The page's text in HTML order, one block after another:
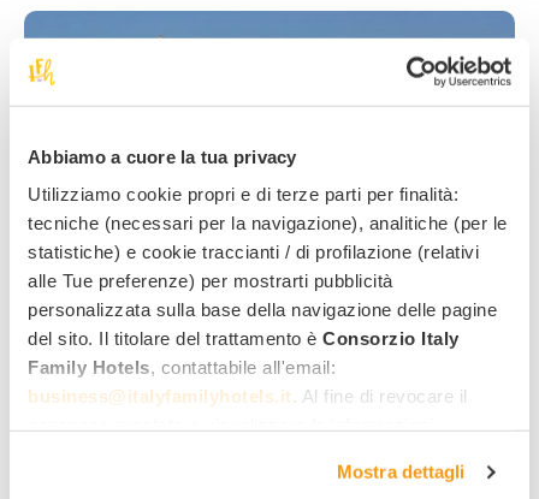
Abbiamo a cuore la tua privacy
Utilizziamo cookie propri e di terze parti per finalità:
tecniche (necessari per la navigazione), analitiche (per le
statistiche) e cookie traccianti / di profilazione (relativi
alle Tue preferenze) per mostrarti pubblicità
personalizzata sulla base della navigazione delle pagine
del sito. Il titolare del trattamento è Consorzio Italy
Family Hotels, contattabile all'email:
business@italyfamilyhotels.it . Al fine di revocare il
. Allo stesso link trovi la nostra informativa
Mostra dettagli
Al mare
5 belle spiagge per le famiglie in Val
di Cornia, in Toscana
Vi ho da poco parlato della Val di Cornia qui sul blog di Italy
Family Hotels, con una piccola panoramica …
Leggi di più